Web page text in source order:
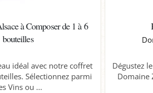
à Composer de 1 à 6
bouteilles
idéal avec notre coffret
Sélectionnez parmi
Vins ou ...
Dégustez
Domaine